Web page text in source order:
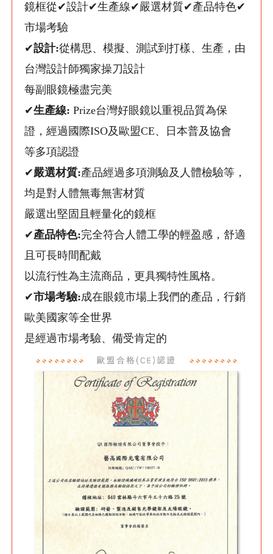
鏡框從✔設計✔生產線✔嚴選材質✔產品特色✔
市場考驗
✔設計:從構思、模擬、測試到打樣、生產，由
台灣設計師獨家操刀設計
每副眼鏡極盡完美
✔生產線:Prize台灣好眼鏡以重視品質為保
證，經過國際ISO及歐盟CE、日本普及協會
等多項認證
✔嚴選材質:產品經過多項測驗及人體檢驗等，
均是對人體無毒無害材質
嚴選出堅固且輕量化的鏡框
✔產品特色:完全符合人體工學的輕盈感，舒適
且可長時間配戴
以流行性為主流商品，更具獨特性風格。
✔市場考驗:成在眼鏡市場上我們的產品，行銷
歐美國家等全世界
是經過市場考驗、備受肯定的